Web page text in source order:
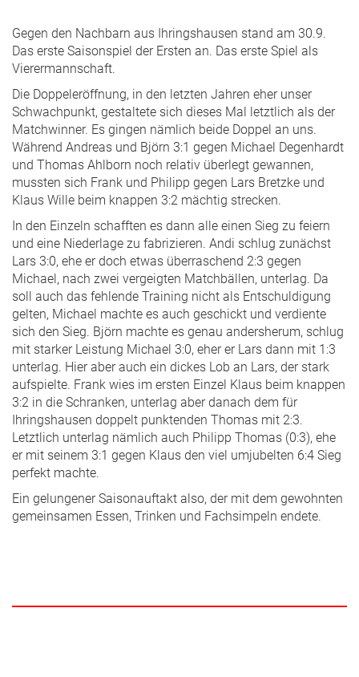
Gegen den Nachbarn aus Ihringshausen stand am 30.9.
Das erste Saisonspiel der Ersten an. Das erste Spiel als
Vierermannschaft.
Die Doppeleröffnung, in den letzten Jahren eher unser
Schwachpunkt, gestaltete sich dieses Mal letztlich als der
Matchwinner. Es gingen nämlich beide Doppel an uns.
Während Andreas und Björn 3:1 gegen Michael Degenhardt
und Thomas Ahlborn noch relativ überlegt gewannen,
mussten sich Frank und Philipp gegen Lars Bretzke und
Klaus Wille beim knappen 3:2 mächtig strecken.
In den Einzeln schafften es dann alle einen Sieg zu feiern
und eine Niederlage zu fabrizieren. Andi schlug zunächst
Lars 3:0, ehe er doch etwas überraschend 2:3 gegen
Michael, nach zwei vergeigten Matchbällen, unterlag. Da
soll auch das fehlende Training nicht als Entschuldigung
gelten, Michael machte es auch geschickt und verdiente
sich den Sieg. Björn machte es genau andersherum, schlug
mit starker Leistung Michael 3:0, eher er Lars dann mit 1:3
unterlag. Hier aber auch ein dickes Lob an Lars, der stark
aufspielte. Frank wies im ersten Einzel Klaus beim knappen
3:2 in die Schranken, unterlag aber danach dem für
Ihringshausen doppelt punktenden Thomas mit 2:3.
Letztlich unterlag nämlich auch Philipp Thomas (0:3), ehe
er mit seinem 3:1 gegen Klaus den viel umjubelten 6:4 Sieg
perfekt machte.
Ein gelungener Saisonauftakt also, der mit dem gewohnten
gemeinsamen Essen, Trinken und Fachsimpeln endete.